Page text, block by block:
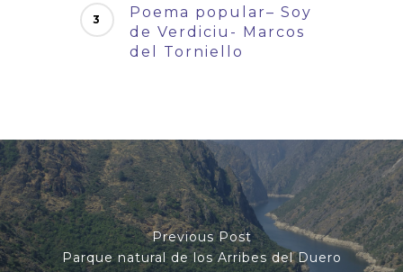
Poema popular– Soy
de Verdiciu- Marcos
del Torniello
Previous Post
Parque natural de los Arribes del Duero